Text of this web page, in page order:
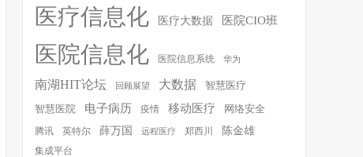
医疗信息化 医疗大数据 医院CIO班
医院信息化 医院信息系统 华为
南湖HIT论坛 回顾展望 大数据 智慧医疗
智慧医院 电子病历 疫情 移动医疗
网络安全
腾讯
英特尔 薛万国 远程医疗 郑西川 陈金雄
集成平台